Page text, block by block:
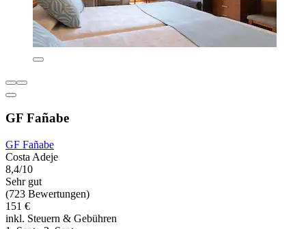
GF Fañabe
GF Fañabe
Costa Adeje
8,4/10
Sehr gut
(723 Bewertungen)
151 €
inkl. Steuern & Gebühren